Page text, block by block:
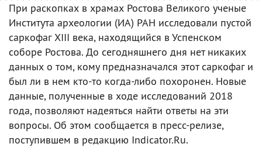
При раскопках в храмах Ростова Великого ученые
Института археологии (ИА) РАН исследовали пустой
саркофаг XIII века, находящийся в Успенском
соборе Ростова. До сегодняшнего дня нет никаких
данных о том, кому предназначался этот саркофаг и
был ли в нем кто-то когда-либо похоронен. Новые
данные, полученные в ходе исследований 2018
года, позволяют надеяться найти ответы на эти
вопросы. Об этом сообщается в пресс-релизе,
поступившем в редакцию Indicator.Ru.